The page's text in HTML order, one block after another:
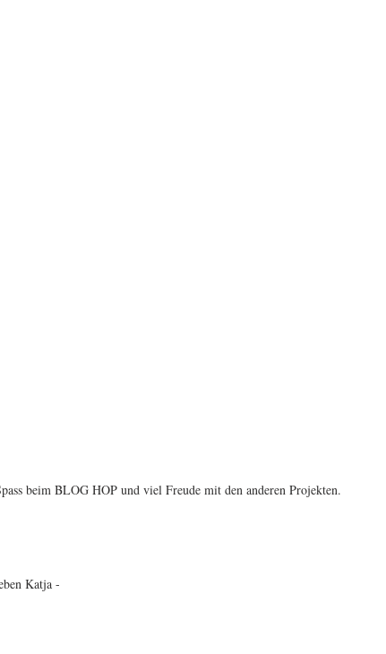
beim BLOG HOP und viel Freude mit den anderen Projekten.
Katja -